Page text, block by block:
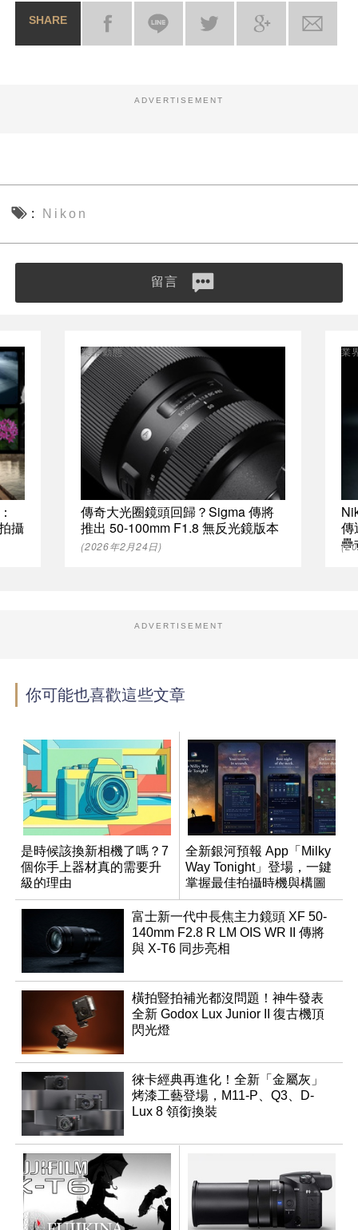
SHARE
ADVERTISEMENT
Nikon
留言
攝
傳奇大光圈鏡頭回歸？Sigma 傳將
推出 50-100mm F1.8 無反光鏡版本
業界動態
(2026年2月24日)
傳
疊
業
ADVERTISEMENT
你可能也喜歡這些文章
是時候該換新相機了嗎？7
個你手上器材真的需要升
級的理由
全新銀河預報 App「Milky
Way Tonight」登場，一鍵
掌握最佳拍攝時機與構圖
富士新一代中長焦主力鏡頭 XF 50-
140mm F2.8 R LM OIS WR II 傳將
與 X-T6 同步亮相
橫拍豎拍補光都沒問題！神牛發表
全新 Godox Lux Junior II 復古機頂
閃光燈
徠卡經典再進化！全新「金屬灰」
烤漆工藝登場，M11-P、Q3、D-
Lux 8 領銜換裝